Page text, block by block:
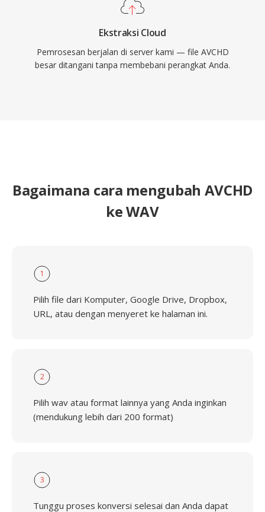
Ekstraksi Cloud
Pemrosesan berjalan di server kami — file AVCHD
besar ditangani tanpa membebani perangkat Anda.
Bagaimana cara mengubah AVCHD
ke WAV
1
Pilih file dari Komputer, Google Drive, Dropbox,
URL, atau dengan menyeret ke halaman ini.
2
Pilih wav atau format lainnya yang Anda inginkan
(mendukung lebih dari 200 format)
3
Tunggu proses konversi selesai dan Anda dapat